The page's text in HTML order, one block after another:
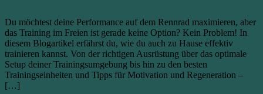
Du möchtest deine Performance auf dem Rennrad maximieren, aber
das Training im Freien ist gerade keine Option? Kein Problem! In
diesem Blogartikel erfährst du, wie du auch zu Hause effektiv
trainieren kannst. Von der richtigen Ausrüstung über das optimale
Setup deiner Trainingsumgebung bis hin zu den besten
Trainingseinheiten und Tipps für Motivation und Regeneration –
[…]